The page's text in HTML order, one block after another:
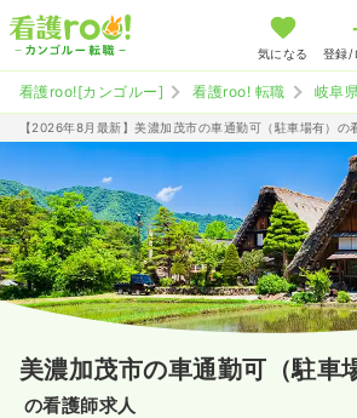
気になる 登録/
看護roo![カンゴルー] 看護roo! 転職 岐阜
【2026年8月最新】美濃加茂市の車通勤可（駐車場有）
美濃加茂市の車通勤可（駐車
の看護師求人